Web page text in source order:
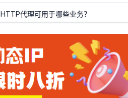
HTTP代理可用于哪些业务？